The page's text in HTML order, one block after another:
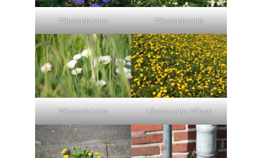
Wiesenblume Wiesenblume
Wiesenblume Löwenzahn Wiese